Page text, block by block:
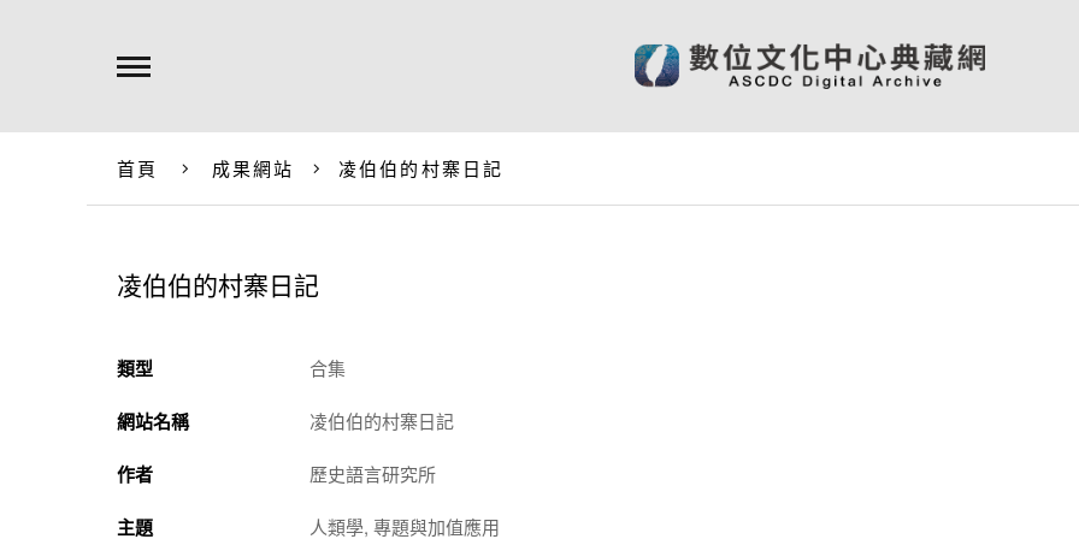
首頁 成果網站 凌伯伯的村寨日記
凌伯伯的村寨日記
類型 合集
網站名稱 凌伯伯的村寨日記
作者 歷史語言研究所
主題 人類學, 專題與加值應用